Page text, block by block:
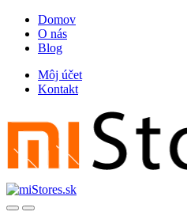
Skip
navigation
Skip
content
Domov
O nás
Blog
Môj účet
Kontakt
OpenClose